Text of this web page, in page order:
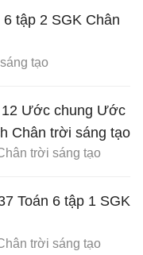
tập 2 SGK Chân
tạo
Ước chung Ước
Chân trời sáng tạo
trời sáng tạo
Toán 6 tập 1 SGK
trời sáng tạo